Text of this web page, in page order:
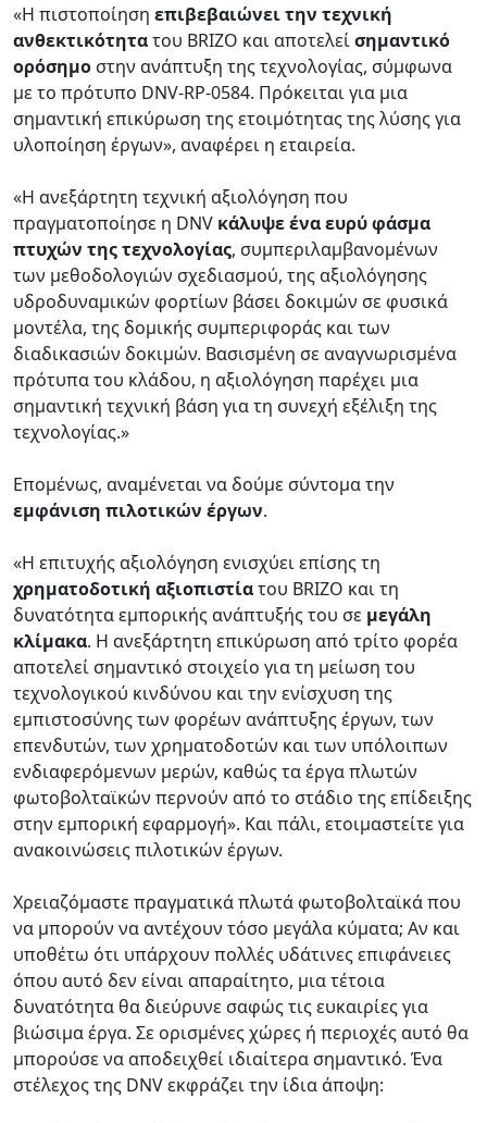
«Η πιστοποίηση επιβεβαιώνει την τεχνική
ανθεκτικότητατου BRIZO και αποτελείσημαντικό
ορόσημο στην ανάπτυξη της τεχνολογίας, σύμφωνα
με το πρότυπο DNV-RP-0584. Πρόκειται για μια
σημαντική επικύρωση της ετοιμότητας της λύσης για
υλοποίηση έργων», αναφέρει η εταιρεία.
«Η ανεξάρτητη τεχνική αξιολόγηση που
πραγματοποίησε η DNV κάλυψε ένα ευρύ φάσμα
πτυχών της τεχνολογίας, συμπεριλαμβανομένων
των μεθοδολογιών σχεδιασμού, της αξιολόγησης
υδροδυναμικών φορτίων βάσει δοκιμών σε φυσικά
μοντέλα, της δομικής συμπεριφοράς και των
διαδικασιών δοκιμών. Βασισμένη σε αναγνωρισμένα
πρότυπα του κλάδου, η αξιολόγηση παρέχει μια
σημαντική τεχνική βάση για τη συνεχή εξέλιξη της
τεχνολογίας.»
Επομένως, αναμένεται να δούμε σύντομα την
εμφάνιση πιλοτικών έργων.
«Η επιτυχής αξιολόγηση ενισχύει επίσης τη
χρηματοδοτική αξιοπιστίατου BRIZO και τη
δυνατότητα εμπορικής ανάπτυξής του σε μεγάλη
κλίμακα. Η ανεξάρτητη επικύρωση από τρίτο φορέα
αποτελεί σημαντικό στοιχείο για τη μείωση του
τεχνολογικού κινδύνου και την ενίσχυση της
εμπιστοσύνης των φορέων ανάπτυξης έργων, των
επενδυτών, των χρηματοδοτών και των υπόλοιπων
ενδιαφερόμενων μερών, καθώς τα έργα πλωτών
φωτοβολταϊκών περνούν από το στάδιο της επίδειξης
στην εμπορική εφαρμογή». Και πάλι, ετοιμαστείτε για
ανακοινώσεις πιλοτικών έργων.
Χρειαζόμαστε πραγματικά πλωτά φωτοβολταϊκά που
να μπορούν να αντέχουν τόσο μεγάλα κύματα; Αν και
υποθέτω ότι υπάρχουν πολλές υδάτινες επιφάνειες
όπου αυτό δεν είναι απαραίτητο, μια τέτοια
δυνατότητα θα διεύρυνε σαφώς τις ευκαιρίες για
βιώσιμα έργα. Σε ορισμένες χώρες ή περιοχές αυτό θα
μπορούσε να αποδειχθεί ιδιαίτερα σημαντικό. Ένα
στέλεχος της DNV εκφράζει την ίδια άποψη: